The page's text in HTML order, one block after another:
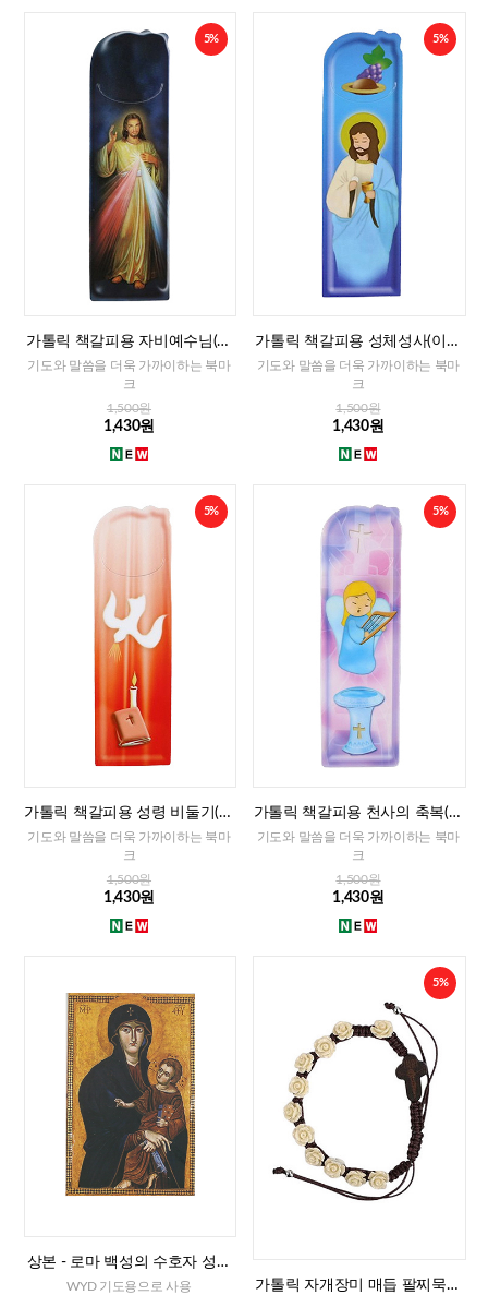
5%
가톨릭 책갈피용 자비예수님(이
태리)
기도와 말씀을 더욱 가까이하는 북마
크
1,500원
1,430원
5%
가톨릭 책갈피용 성체성사(이태
리)
기도와 말씀을 더욱 가까이하는 북마
크
1,500원
1,430원
5%
가톨릭 책갈피용 성령 비둘기(이
태리)
기도와 말씀을 더욱 가까이하는 북마
크
1,500원
1,430원
5%
가톨릭 책갈피용 천사의 축복(이
태리)
기도와 말씀을 더욱 가까이하는 북마
크
1,500원
1,430원
상본 - 로마 백성의 수호자 성모
님, 2매
WYD 기도용으로 사용
5%
가톨릭 자개장미 매듭 팔찌묵주